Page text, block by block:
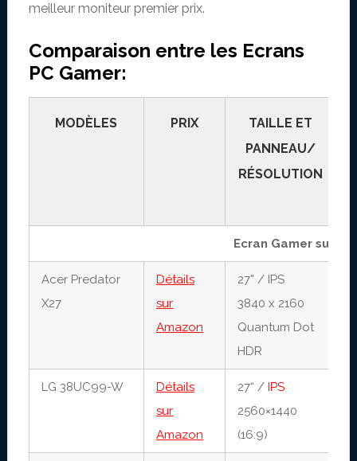
meilleur moniteur premier prix.
Comparaison entre les Ecrans
PC Gamer:
MODÈLES PRIX
TAILLE ET
PANNEAU/
RÉSOLUTION
Ecran Gamer
Acer Predator
X27
Détails
sur
Amazon
27” / IPS
3840 x 2160
Quantum Dot
HDR
LG 38UC99-W
Détails
sur
Amazon
27“ / IPS
2560×1440
(16:9)